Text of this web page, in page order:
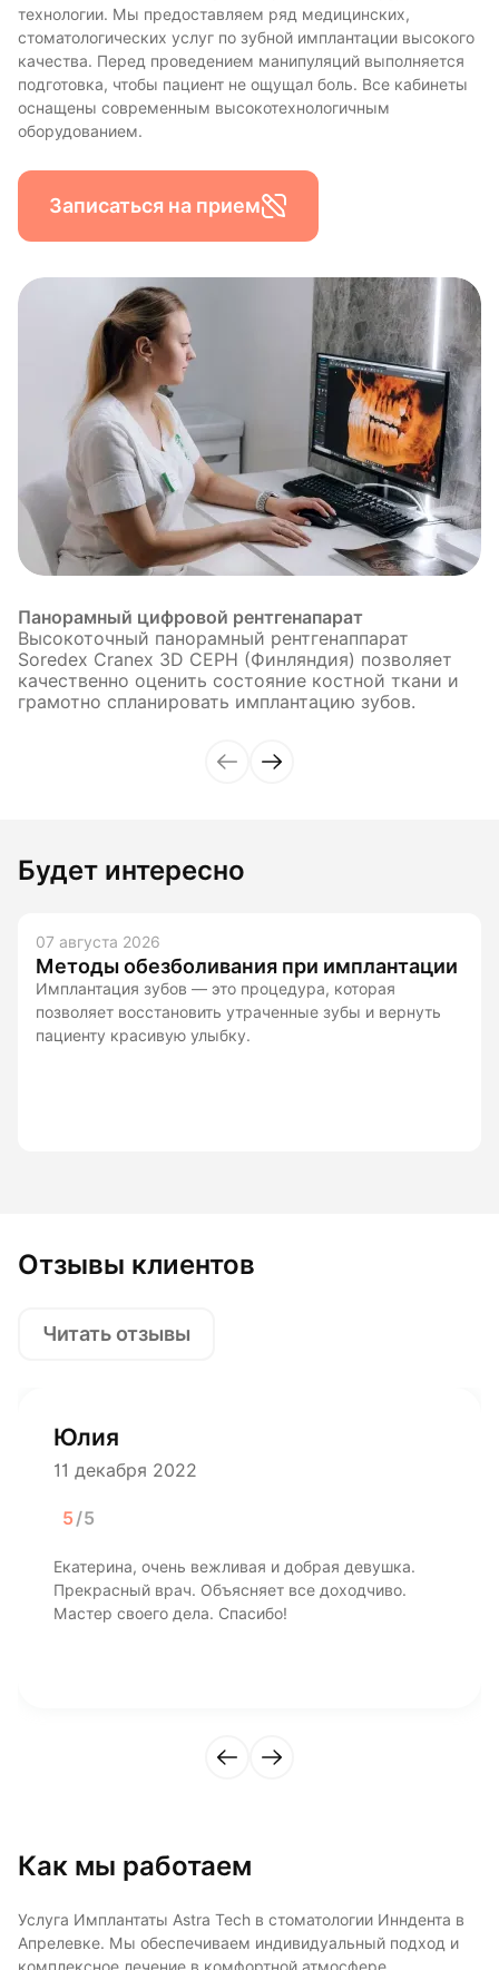
технологии. Мы предоставляем ряд медицинских,
стоматологических услуг по зубной имплантации высокого
качества. Перед проведением манипуляций выполняется
подготовка, чтобы пациент не ощущал боль. Все кабинеты
оснащены современным высокотехнологичным
оборудованием.
Записаться на прием
Панорамный цифровой рентгенапарат
Высокоточный панорамный рентгенаппарат
Soredex Cranex 3D CEPH (Финляндия) позволяет
качественно оценить состояние костной ткани и
грамотно спланировать имплантацию зубов.
Будет интересно
07 августа 2026
Методы обезболивания при имплантации
Имплантация зубов — это процедура, которая
позволяет восстановить утраченные зубы и вернуть
пациенту красивую улыбку.
Отзывы клиентов
Читать отзывы
Юлия
11 декабря 2022
5/5
Екатерина, очень вежливая и добрая девушка.
Прекрасный врач. Объясняет все доходчиво.
Мастер своего дела. Спасибо!
Как мы работаем
Услуга Имплантаты Astra Tech в стоматологии Инндента в
Апрелевке. Мы обеспечиваем индивидуальный подход и
комплексное лечение в комфортной атмосфере.